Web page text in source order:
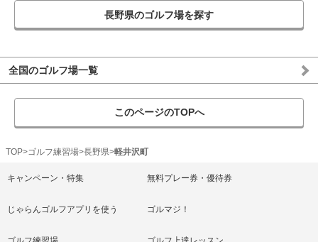
長野県のゴルフ場を探す
全国のゴルフ場一覧
このページのTOPへ
TOP ゴルフ練習場 長野県 軽井沢町
キャンペーン・特集 無料プレー券・優待券
じゃらんゴルフアプリを使う ゴルマジ！